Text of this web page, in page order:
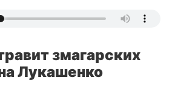
змагарских
Лукашенко